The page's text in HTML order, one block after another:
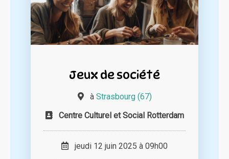
Jeux de société
à Strasbourg (67)
Centre Culturel et Social Rotterdam
jeudi 12 juin 2025 à 09h00